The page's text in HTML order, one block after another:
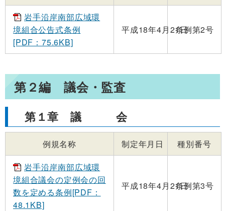
岩手沿岸南部広域環
境組合公告式条例
[PDF：75.6KB]
平成18年4月21日条例第2号
第２編 議会・監査
第１章 議 会
例規名称 制定年月日
種別番号
岩手沿岸南部広域環
境組合議会の定例会の回
数を定める条例[PDF：
48.1KB]
平成18年4月21日条例第3号